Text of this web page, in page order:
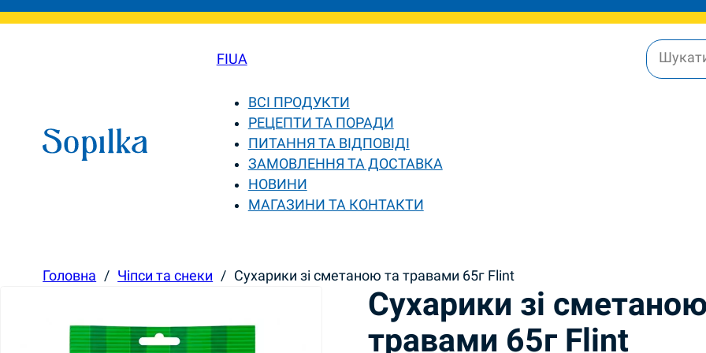
FIUA
ВСІ ПРОДУКТИ
РЕЦЕПТИ ТА ПОРАДИ
ПИТАННЯ ТА ВІДПОВІДІ
ЗАМОВЛЕННЯ ТА ДОСТАВКА
НОВИНИ
МАГАЗИНИ ТА КОНТАКТИ
Головна / Чіпси та снеки / Сухарики зі сметаною та травами 65г Flint
Сухарики зі
травами 65г Flint